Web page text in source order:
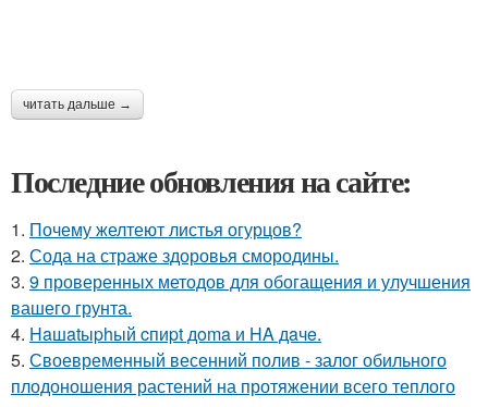
читать дальше →
Последние обновления на сайте:
1. Почему желтеют листья огурцов?
2. Сода на страже здоровья смородины.
3. 9 проверенных методов для обогащения и улучшения
вашего грунта.
4. Haшatыphый cпиpt дoma и HA дaчe.
5. Своевременный весенний полив - залог обильного
плодоношения растений на протяжении всего теплого